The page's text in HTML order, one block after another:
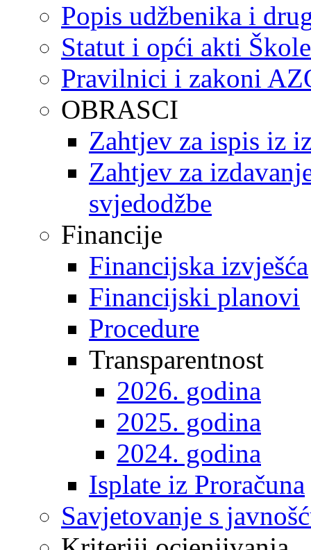
Popis udžbenika i
Statut i opći akti Škole
Pravilnici i zakoni
OBRASCI
Zahtjev za ispis iz
Zahtjev za
svjedodžbe
Financije
Financijska izvješća
Financijski planovi
Procedure
Transparentnost
2026. godina
2025. godina
2024. godina
Isplate iz Proračuna
Savjetovanje s